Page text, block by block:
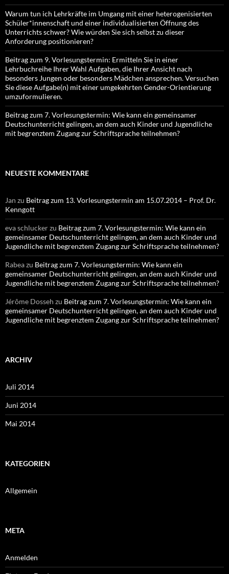
Warum tun ich Lehrkräfte im Umgang mit einer heterogenisierten
Schüler*innenschaft und einer individualisierten Öffnung des
Unterrichts schwer? Wie würden Sie sich selbst zu dieser
Anforderung positionieren?
Beitrag zum 9. Vorlesungstermin: Ermitteln Sie in einer
Lehrbuchreihe Ihrer Wahl Aufgaben, die Ihrer Ansicht nach
besonders Jungen oder besonders Mädchen ansprechen. Versuchen
Sie diese Aufgabe(n) mit einer umgekehrten Gender-Orientierung
umzuformulieren.
Beitrag zum 7. Vorlesungstermin: Wie kann ein gemeinsamer
Deutschunterricht gelingen, an dem auch Kinder und Jugendliche
mit begrenztem Zugang zur Schriftsprache teilnehmen?
NEUESTE KOMMENTARE
Jan zu Beitrag zum 13. Vorlesungstermin am 15.07.2014 – Prof. Dr.
Kenngott
eva schluckerzu Beitrag zum 7. Vorlesungstermin: Wie kann ein
gemeinsamer Deutschunterricht gelingen, an dem auch Kinder und
Jugendliche mit begrenztem Zugang zur Schriftsprache teilnehmen?
Rabeazu Beitrag zum 7. Vorlesungstermin: Wie kann ein
gemeinsamer Deutschunterricht gelingen, an dem auch Kinder und
Jugendliche mit begrenztem Zugang zur Schriftsprache teilnehmen?
Jérôme Dosseh zu Beitrag zum 7. Vorlesungstermin: Wie kann ein
gemeinsamer Deutschunterricht gelingen, an dem auch Kinder und
Jugendliche mit begrenztem Zugang zur Schriftsprache teilnehmen?
ARCHIV
Juli 2014
Juni 2014
Mai 2014
KATEGORIEN
Allgemein
META
Anmelden